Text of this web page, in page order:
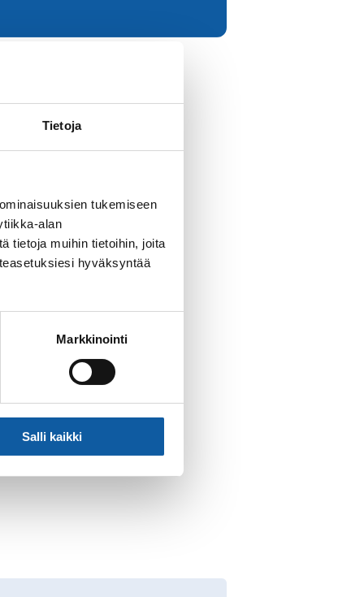
Tietoja
tukemiseen
alan
tietoja muihin tietoihin, joita
hyväksyntää
Markkinointi
Salli kaikki
ja
24 a) ja muulloin